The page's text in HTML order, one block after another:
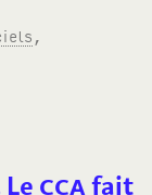
CCAfait